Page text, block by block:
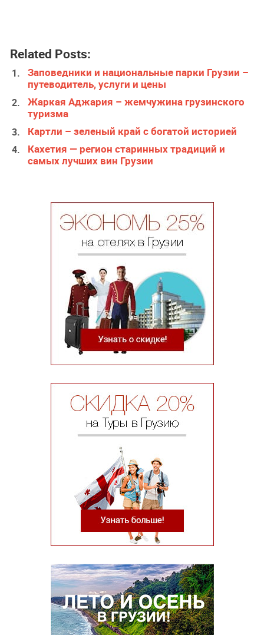
Related Posts:
Заповедники и национальные парки Грузии –
путеводитель, услуги и цены
Жаркая Аджария – жемчужина грузинского
туризма
Картли – зеленый край с богатой историей
Кахетия — регион старинных традиций и
самых лучших вин Грузии